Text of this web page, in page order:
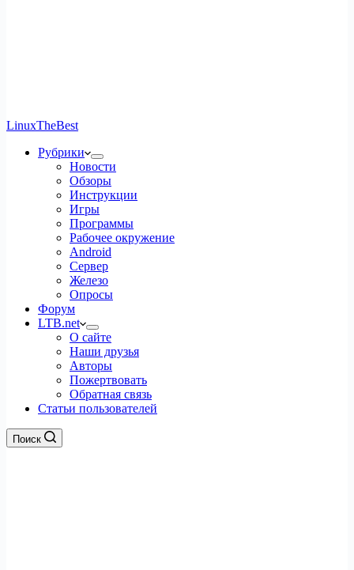
LinuxTheBest
Рубрики
Новости
Обзоры
Инструкции
Игры
Программы
Рабочее окружение
Android
Сервер
Железо
Опросы
Форум
LTB.net
О сайте
Наши друзья
Авторы
Пожертвовать
Обратная связь
Статьи пользователей
Поиск